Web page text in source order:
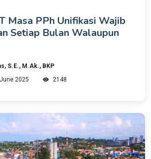
Masa PPh Unifikasi Wajib
Setiap Bulan Walaupun
S.E., M.Ak., BKP
2025
2148